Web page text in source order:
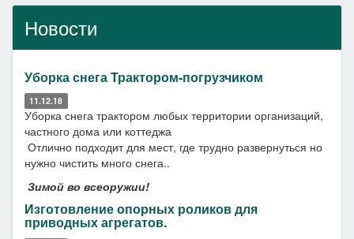
Новости
Уборка снега Трактором-погрузчиком
11.12.18
Уборка снега трактором любых территории организаций,
частного дома или коттеджа
Отлично подходит для мест, где трудно развернуться но
нужно чистить много снега..
Зимой во всеоружии!
Изготовление опорных роликов для
приводных агрегатов.